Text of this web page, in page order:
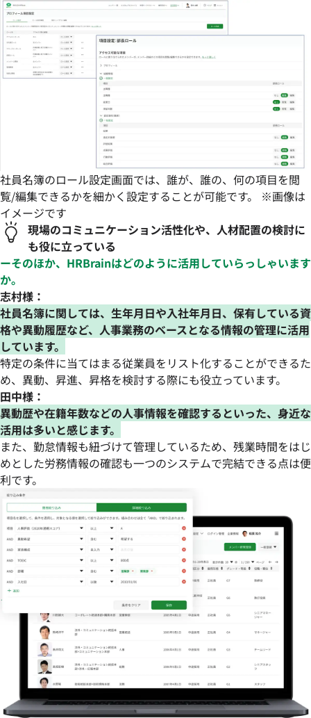
社員名簿のロール設定画面では、誰が、誰の、何の項目を閲
覧/編集できるかを細かく設定することが可能です。 ※画像は
イメージです
現場のコミュニケーション活性化や、人材配置の検討に
も役に立っている
ーそのほか、HRBrainはどのように活用していらっしゃいます
か。
志村様：
社員名簿に関しては、生年月日や入社年月日、保有している資
格や異動履歴など、人事業務のベースとなる情報の管理に活用
しています。
特定の条件に当てはまる従業員をリスト化することができるた
め、異動、昇進、昇格を検討する際にも役立っています。
田中様：
異動歴や在籍年数などの人事情報を確認するといった、身近な
活用は多いと感じます。
また、勤怠情報も紐づけて管理しているため、残業時間をはじ
めとした労務情報の確認も一つのシステムで完結できる点は便
利です。